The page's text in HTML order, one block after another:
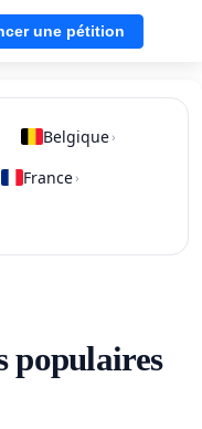
une pétition
Belgique›
France›
populaires